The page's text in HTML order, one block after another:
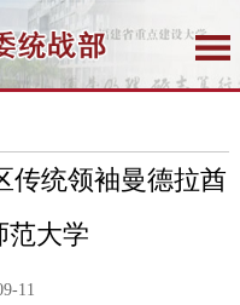
传统领袖曼德拉酋
范大学
11